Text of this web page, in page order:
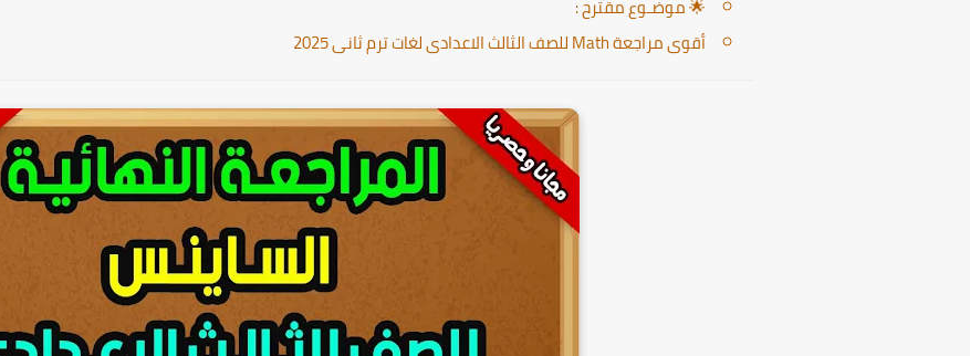
🌟 موضـوع مقترح :
أقوى مراجعة Math للصف الثالث الاعدادى لغات ترم ثانى 2025